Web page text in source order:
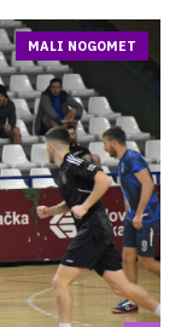
MALI NOGOMET